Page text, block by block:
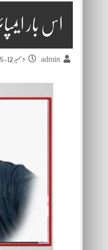
اس بار
admin دسمبر 12, 2025